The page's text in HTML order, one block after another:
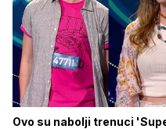
Ovo su nabolji trenuci